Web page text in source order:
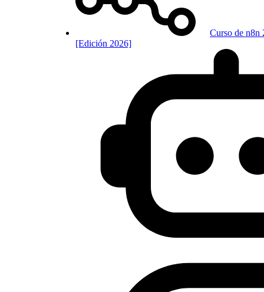
Curso de n8n
[Edición 2026]